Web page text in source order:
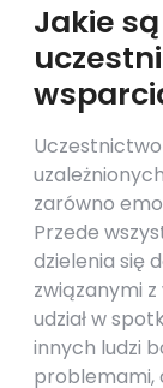
Jakie
zarówno
Przede
dzielenia się
związanymi
udział w
innych ludzi
problemami,